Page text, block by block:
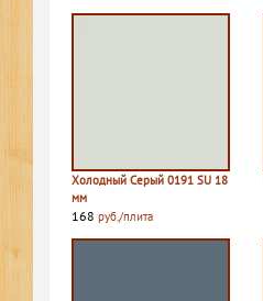
Холодный Серый 0191 SU 18
мм
168 руб./плита